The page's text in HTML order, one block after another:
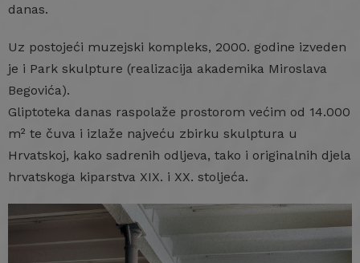
danas.
Uz postojeći muzejski kompleks, 2000. godine izveden
je i Park skulpture (realizacija akademika Miroslava
Begovića).
Gliptoteka danas raspolaže prostorom većim od 14.000
m² te čuva i izlaže najveću zbirku skulptura u
Hrvatskoj, kako sadrenih odljeva, tako i originalnih djela
hrvatskoga kiparstva XIX. i XX. stoljeća.